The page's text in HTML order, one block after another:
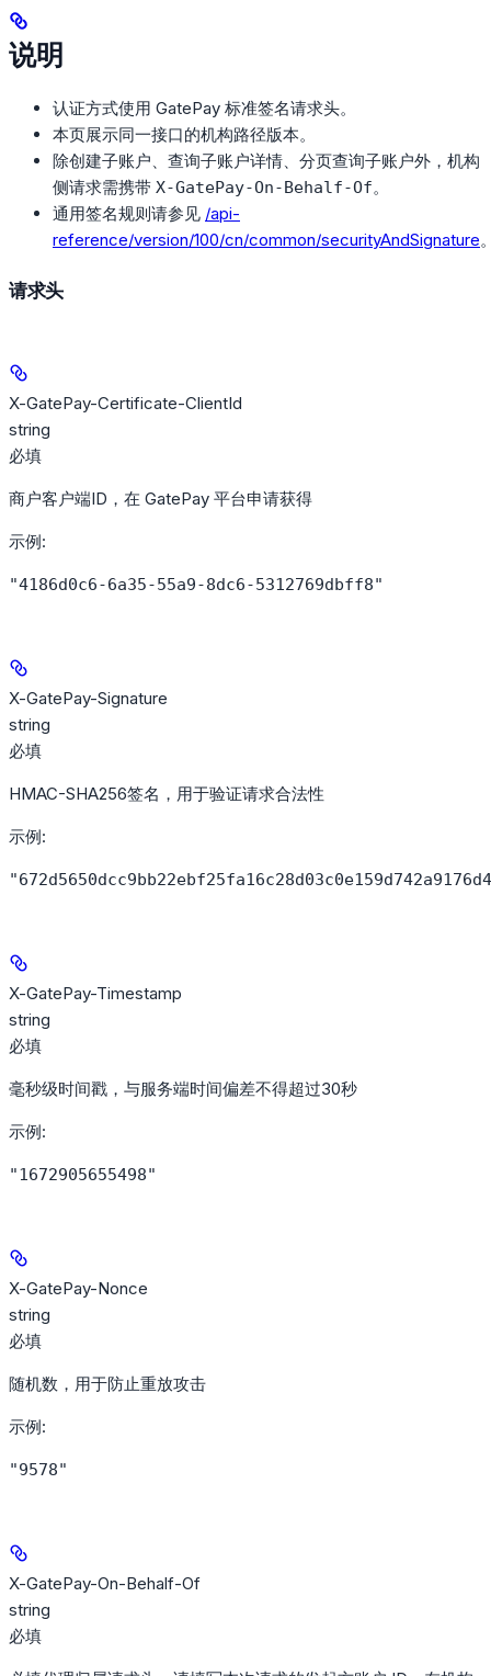
说明
认证方式使用 GatePay 标准签名请求头。
本页展示同一接口的机构路径版本。
除创建子账户、查询子账户详情、分页查询子账户外，机构
侧请求需携带 X-GatePay-On-Behalf-Of。
通用签名规则请参见 /api-
reference/version/100/cn/common/securityAndSignature
请求头
X-GatePay-Certificate-ClientId
string
必填
商户客户端ID，在 GatePay 平台申请获得
示例:
"4186d0c6-6a35-55a9-8dc6-5312769dbff8"
X-GatePay-Signature
string
必填
HMAC-SHA256签名，用于验证请求合法性
示例:
X-GatePay-Timestamp
string
必填
毫秒级时间戳，与服务端时间偏差不得超过30秒
示例:
"1672905655498"
X-GatePay-Nonce
string
必填
随机数，用于防止重放攻击
示例:
"9578"
X-GatePay-On-Behalf-Of
string
必填